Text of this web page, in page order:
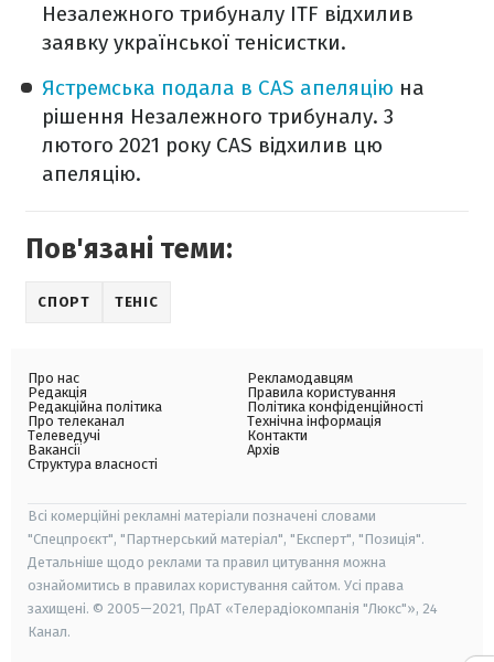
Незалежного трибуналу ITF відхилив
заявку української тенісистки.
Ястремська подала в CAS апеляцію на
рішення Незалежного трибуналу. 3
лютого 2021 року CAS відхилив цю
апеляцію.
Пов'язані теми:
СПОРТ ТЕНІС
Про нас
Редакція
Редакційна політика
Про телеканал
Телеведучі
Вакансії
Структура власності
Рекламодавцям
Правила користування
Політика конфіденційності
Технічна інформація
Контакти
Архів
Всі комерційні рекламні матеріали позначені словами
"Спецпроєкт", "Партнерський матеріал", "Експерт", "Позиція".
Детальніше щодо реклами та правил цитування можна
ознайомитись в правилах користування сайтом. Усі права
захищені. © 2005—2021, ПрАТ «Телерадіокомпанія "Люкс"», 24
Канал.